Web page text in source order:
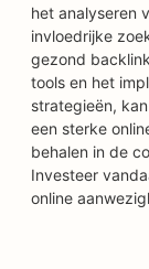
het analyseren
invloedrijke
gezond
tools en het
strategieën,
een sterke
behalen in de
Investeer
online